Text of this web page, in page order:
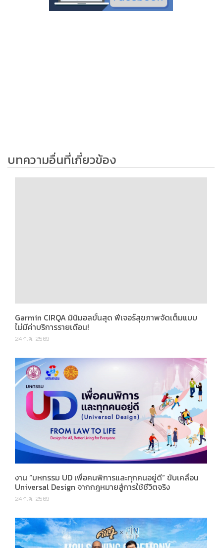
บทความอื่นที่เกี่ยวข้อง
Garmin CIRQA มินิมอลขั้นสุด ฟีเจอร์สุขภาพจัดเต็มแบบ
ไม่มีค่าบริการรายเดือน!
24 ก.ค. 2569
งาน “มหกรรม UD เพื่อคนพิการและทุกคนอยู่ดี” ขับเคลื่อน
Universal Design จากกฎหมายสู่การใช้ชีวิตจริง
24 ก.ค. 2569